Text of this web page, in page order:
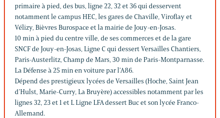
primaire à pied, des bus, ligne 22, 32 et 36 qui desservent
notamment le campus HEC, les gares de Chaville, Viroflay et
Vélizy, Bièvres Burospace et la mairie de Jouy-en-Josas.
10 min à pied du centre ville, de ses commerces et de la gare
SNCF de Jouy-en-Josas, Ligne C qui dessert Versailles Chantiers,
Paris-Austerlitz, Champ de Mars, 30 min de Paris-Montparnasse.
La Défense à 25 min en voiture par l’A86.
Dépend des prestigieux lycées de Versailles (Hoche, Saint Jean
d’Hulst, Marie-Curry, La Bruyère) accessibles notamment par les
lignes 32, 23 et 1 et L Ligne LFA dessert Buc et son lycée Franco-
Allemand.